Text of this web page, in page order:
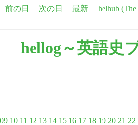
前の日 次の日 最新
helhub
hellog～英語史
09 10 11 12 13 14 15 16 17 18 19 20 21 22